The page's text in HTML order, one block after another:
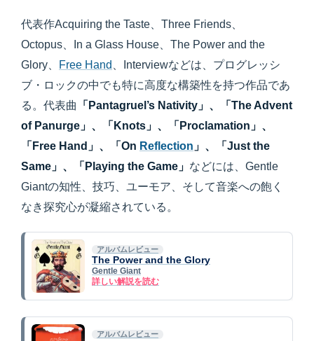
代表作Acquiring the Taste、Three Friends、
Octopus、In a Glass House、The Power and the
Glory、
Free Hand
、Interviewなどは、プログレッシ
ブ・ロックの中でも特に高度な構築性を持つ作品であ
る。代表曲
「Pantagruel’s Nativity」、「The Advent
of Panurge」、「Knots」、「Proclamation」、
「Free Hand」、「On Reflection 」、「Just the
Same」、「Playing the Game」 などには、Gentle
Giantの知性、技巧、ユーモア、そして音楽への飽く
なき探究心が凝縮されている。
アルバムレビュー
The Power and the Glory
Gentle Giant
詳しい解説を読む
アルバムレビュー